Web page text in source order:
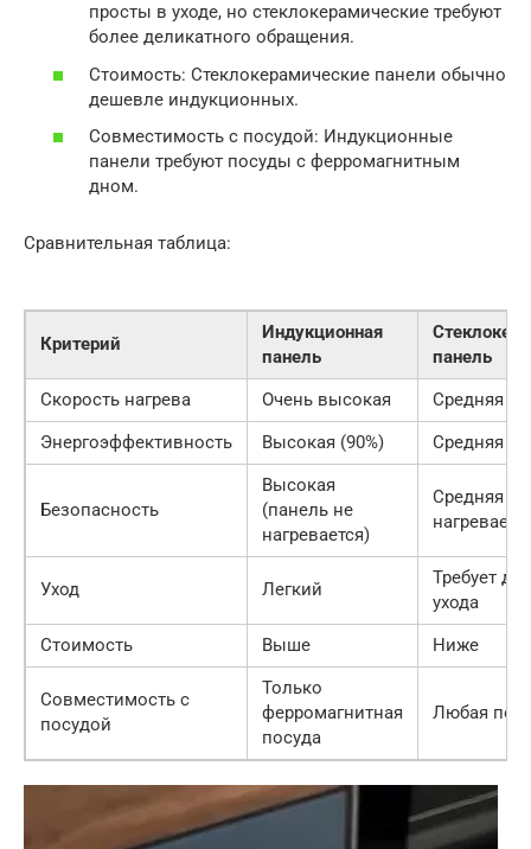
просты в уходе, но стеклокерамические требуют
более деликатного обращения.
Стоимость: Стеклокерамические панели обычно
дешевле индукционных.
Совместимость с посудой: Индукционные
панели требуют посуды с ферромагнитным
дном.
Сравнительная таблица:
Критерий
Индукционная
панель
панель
Скорость нагрева
Очень высокая
Средняя
Энергоэффективность
Высокая (90%) Средняя
Безопасность
Высокая
(панель не
нагревается)
Средняя
Уход Легкий
Требует
ухода
Стоимость
Выше Ниже
Совместимость с
посудой
Только
ферромагнитная
посуда
Любая